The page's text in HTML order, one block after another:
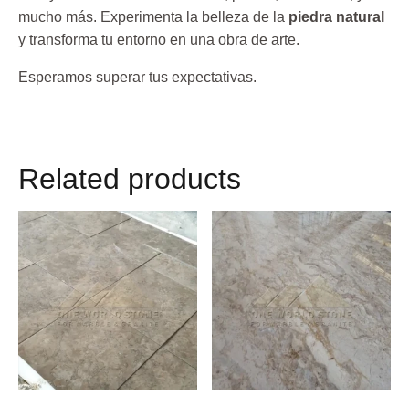
mucho más. Experimenta la belleza de la piedra natural
y transforma tu entorno en una obra de arte.
Esperamos superar tus expectativas.
Related products